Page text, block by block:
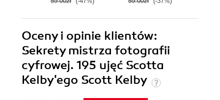
Oceny i opinie klientów:
Sekrety mistrza fotografii
cyfrowej. 195 ujęć Scotta
Kelby'ego Scott Kelby